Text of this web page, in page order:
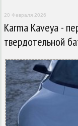
20 Февраля 2026
Karma Kaveya -
твердотельной